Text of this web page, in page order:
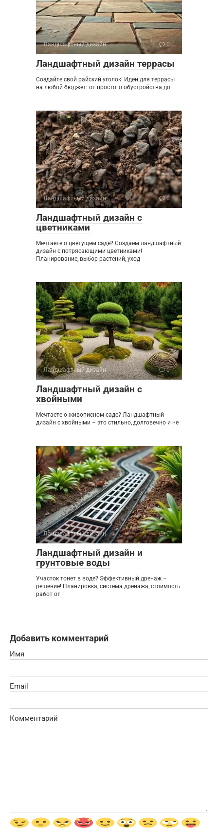
Ландшафтный дизайн 0
Ландшафтный дизайн террасы
Создайте свой райский уголок! Идеи для террасы
на любой бюджет: от простого обустройства до
Ландшафтный дизайн 0
Ландшафтный дизайн с
цветниками
Мечтаете о цветущем саде? Создаем ландшафтный
дизайн с потрясающими цветниками!
Планирование, выбор растений, уход
Ландшафтный дизайн 0
Ландшафтный дизайн с
хвойными
Мечтаете о живописном саде? Ландшафтный
дизайн с хвойными – это стильно, долговечно и не
Ландшафтный дизайн 0
Ландшафтный дизайн и
грунтовые воды
Участок тонет в воде? Эффективный дренаж –
решение! Планировка, система дренажа, стоимость
работ от
Добавить комментарий
Имя
Email
Комментарий